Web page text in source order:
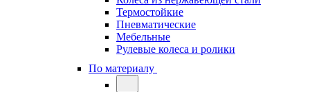
Термостойкие
Пневматические
Мебельные
Рулевые колеса и ролики
По материалу